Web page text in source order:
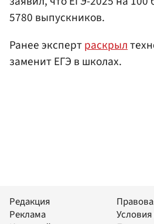
5780 выпускников.
Ранее экспертраскрыл
заменит ЕГЭ в школах.
Редакция
Реклама